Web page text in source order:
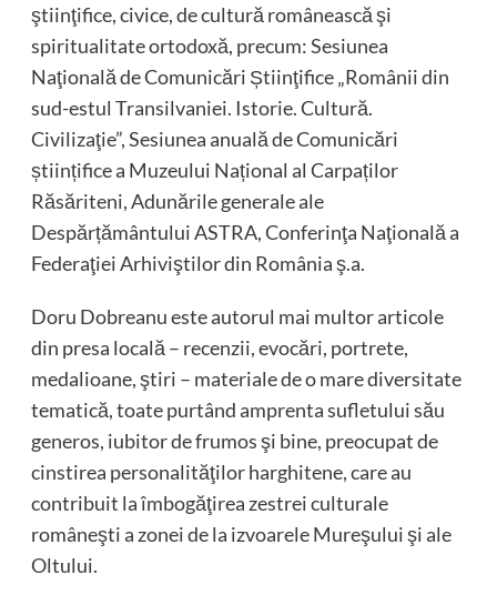
ştiinţifice, civice, de cultură românească şi
spiritualitate ortodoxă, precum: Sesiunea
Naţională de Comunicări Știinţifice „Românii din
sud-estul Transilvaniei. Istorie. Cultură.
Civilizaţie”, Sesiunea anuală de Comunicări
științifice a Muzeului Național al Carpaților
Răsăriteni, Adunările generale ale
Despărțământului ASTRA, Conferinţa Naţională a
Federaţiei Arhiviştilor din România ş.a.
Doru Dobreanu este autorul mai multor articole
din presa locală – recenzii, evocări, portrete,
medalioane, ştiri – materiale de o mare diversitate
tematică, toate purtând amprenta sufletului său
generos, iubitor de frumos şi bine, preocupat de
cinstirea personalităţilor harghitene, care au
contribuit la îmbogăţirea zestrei culturale
româneşti a zonei de la izvoarele Mureşului şi ale
Oltului.